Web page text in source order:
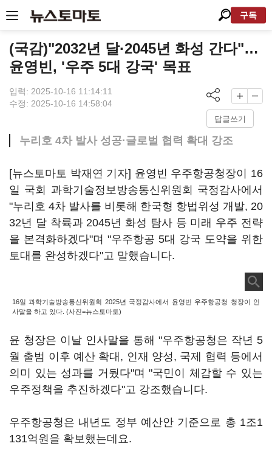
구독
(국감)"2032년 달·2045년 화성 간다"…
윤영빈, '우주 5대 강국' 목표
입력: 2025-10-16 11:14:11
수정: 2025-10-16 14:58:04
답글쓰기
누리호 4차 발사 성공·글로벌 협력 확대 강조
[뉴스토마토 박재연 기자] 윤영빈 우주항공청장이 16
일 국회 과학기술정보방송통신위원회 국정감사에서
"누리호 4차 발사를 비롯해 한국형 항법위성 개발, 20
32년 달 착륙과 2045년 화성 탐사 등 미래 우주 전략
을 본격화하겠다"며 "우주항공 5대 강국 도약을 위한
토대를 완성하겠다"고 말했습니다.
16일 과학기술방송통신위원회 2025년 국정감사에서 윤영빈 우주항공청 청장이 인
사말을 하고 있다. (사진=뉴스토마토)
윤 청장은 이날 인사말을 통해 "우주항공청은 작년 5
월 출범 이후 예산 확대, 인재 양성, 국제 협력 등에서
의미 있는 성과를 거뒀다"며 "국민이 체감할 수 있는
우주정책을 추진하겠다"고 강조했습니다.
우주항공청은 내년도 정부 예산안 기준으로 총 1조1
131억원을 확보했는데요.